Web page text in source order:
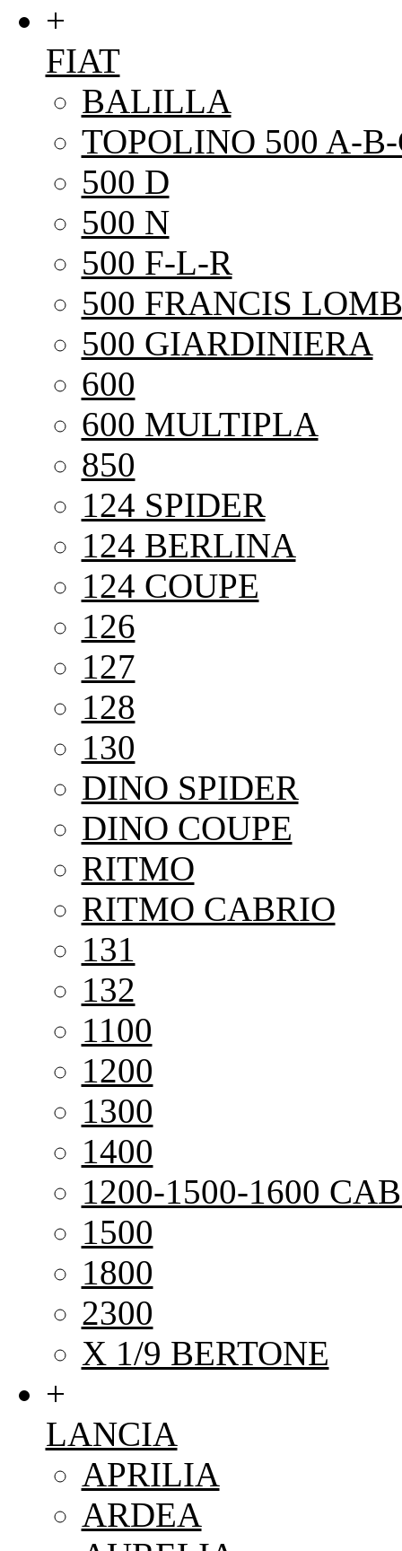
+
FIAT
BALILLA
TOPOLINO 500 A-
500 D
500 N
500 F-L-R
500 FRANCIS
500 GIARDINIERA
600
600 MULTIPLA
850
124 SPIDER
124 BERLINA
124 COUPE
126
127
128
130
DINO SPIDER
DINO COUPE
RITMO
RITMO CABRIO
131
132
1100
1200
1300
1400
1200-1500-1600
1500
1800
2300
X 1/9 BERTONE
+
LANCIA
APRILIA
ARDEA